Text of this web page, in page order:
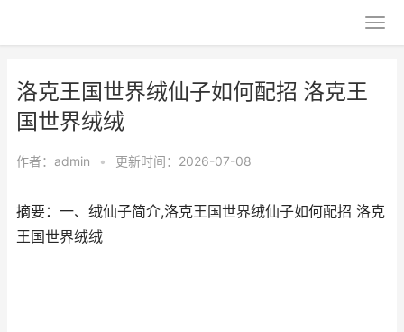
洛克王国世界绒仙子如何配招 洛克王
国世界绒绒
作者： admin • 更新时间：2026-07-08
摘要：一、绒仙子简介,洛克王国世界绒仙子如何配招 洛克
王国世界绒绒